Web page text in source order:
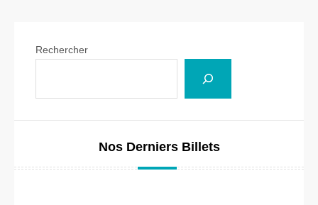
Rechercher
Nos Derniers Billets